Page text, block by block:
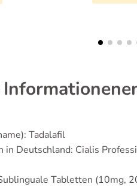
Tadalafil
in Deutschland: Cialis
Tabletten (10mg,